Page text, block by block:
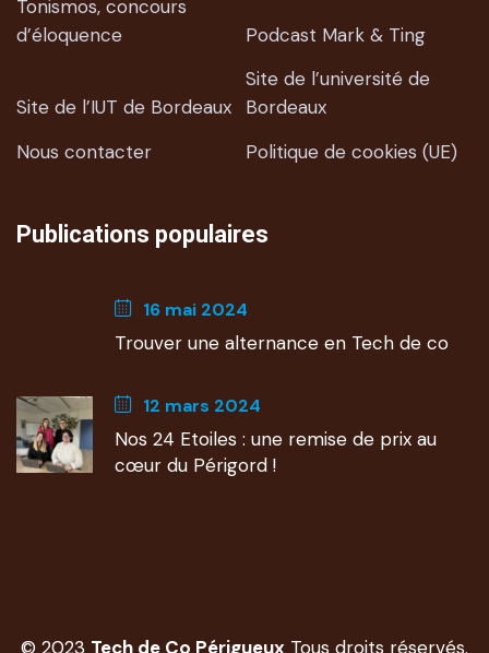
Tonismos, concours
d’éloquence
Podcast Mark & Ting
Site de l’IUT de Bordeaux
Site de l’université de
Bordeaux
Nous contacter
Politique de cookies (UE)
Publications populaires
16 mai 2024
Trouver une alternance en Tech de co
12 mars 2024
Nos 24 Etoiles : une remise de prix au
cœur du Périgord !
© 2023 Tech de Co Périgueux Tous droits réservés.